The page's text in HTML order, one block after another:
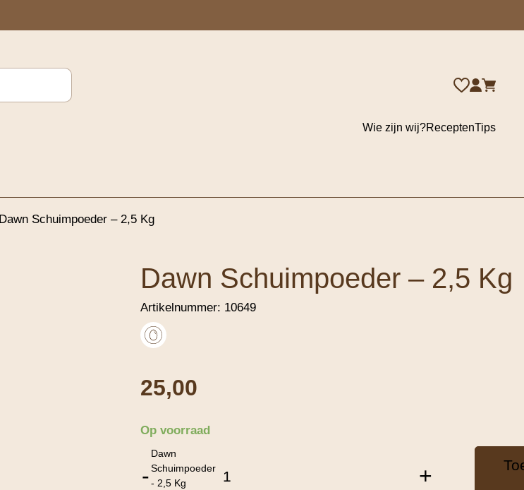
Wie zijn wij?ReceptenTips
Dawn Schuimpoeder – 2,5 Kg
Dawn Schuimpoeder – 2,5 Kg
Artikelnummer: 10649
25,00
Op voorraad
-
Dawn
Schuimpoeder
- 2,5 Kg
+